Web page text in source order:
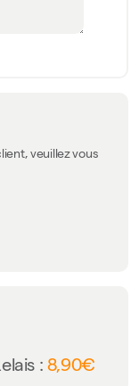
veuillez vous
: 8,90€